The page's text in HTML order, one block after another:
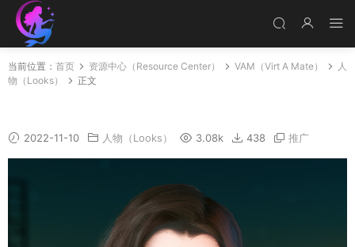
当前位置： 首页 资源中心（Resource Center） VAM（Virt A Mate）
人
物（Looks）
正文
2022-11-10 人物（Looks） 3.08k 438 推广